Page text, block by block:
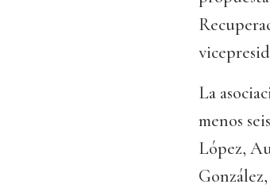
La
menos
López,